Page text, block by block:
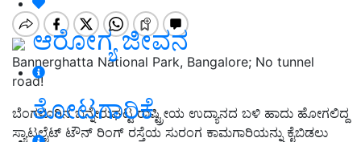
ಆರೋಗ್ಯ ಜೀವನ
ತೋಟಗಾರಿಕೆ
Bannerghatta National Park, Bangalore; No tunnel
road!
ಬೆಂಗಳೂರಿನ ಬನ್ನೇರುಘಟ್ಟ ರಾಷ್ಟ್ರೀಯ ಉದ್ಯಾನದ ಬಳಿ ಹಾದು ಹೋಗಲಿದ್ದ
ಸ್ಯಾಟಲೈಟ್‌ ಟೌನ್‌ ರಿಂಗ್‌ ರಸ್ತೆಯ ಸುರಂಗ ಕಾಮಗಾರಿಯನ್ನು ಕೈಬಿಡಲು